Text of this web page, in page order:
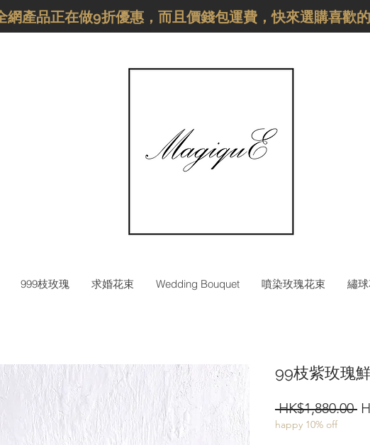
網產品正在做9折優惠，而且價錢包運費，快來選購喜歡的
999枝玫瑰 求婚花束 Wedding Bouquet 噴染玫瑰花束 繡
99枝紫玫瑰
HK$1,880.00 一
happy 10% off